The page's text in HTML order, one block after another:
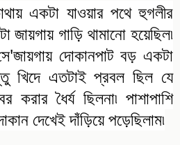
একটা যাওয়ার পথে হুগলীর
জায়গায় গাড়ি থামানো হয়েছিল৷
দোকানপাট বড় একটা
খিদে এতটাই প্রবল ছিল যে
ধৈর্য ছিলনা৷ পাশাপাশি
দেখেই দাঁড়িয়ে পড়েছিলাম৷